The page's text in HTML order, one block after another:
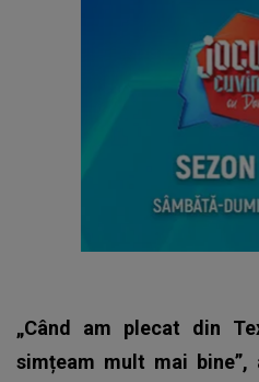
„Când am plecat din
simțeam mult mai bine”,